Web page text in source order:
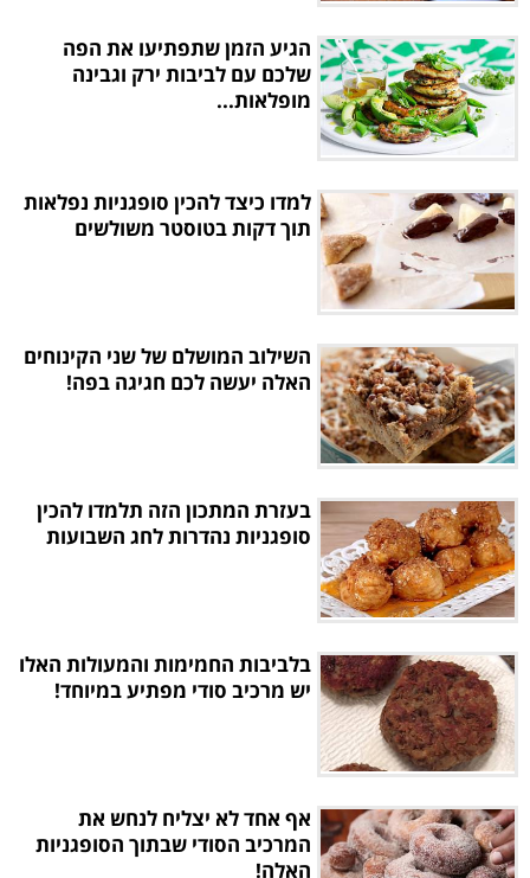
הגיע הזמן שתפתיעו את הפה
שלכם עם לביבות ירק וגבינה
מופלאות...
למדו כיצד להכין סופגניות נפלאות
תוך דקות בטוסטר משולשים
השילוב המושלם של שני הקינוחים
האלה יעשה לכם חגיגה בפה!
בעזרת המתכון הזה תלמדו להכין
סופגניות נהדרות לחג השבועות
בלביבות החמימות והמעולות האלו
יש מרכיב סודי מפתיע במיוחד!
אף אחד לא יצליח לנחש את
המרכיב הסודי שבתוך הסופגניות
האלה!